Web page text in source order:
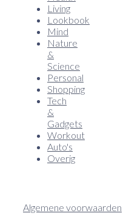
Living
Lookbook
Mind
Nature
&
Science
Personal
Shopping
Tech
&
Gadgets
Workout
Auto's
Overig
Algemene voorwaarden